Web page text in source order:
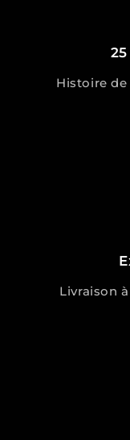
Histoire
Livraison